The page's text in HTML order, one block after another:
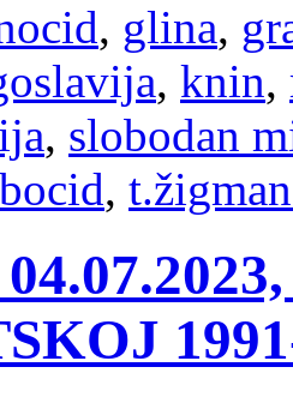
, glina,
, knin,
, slobodan
,